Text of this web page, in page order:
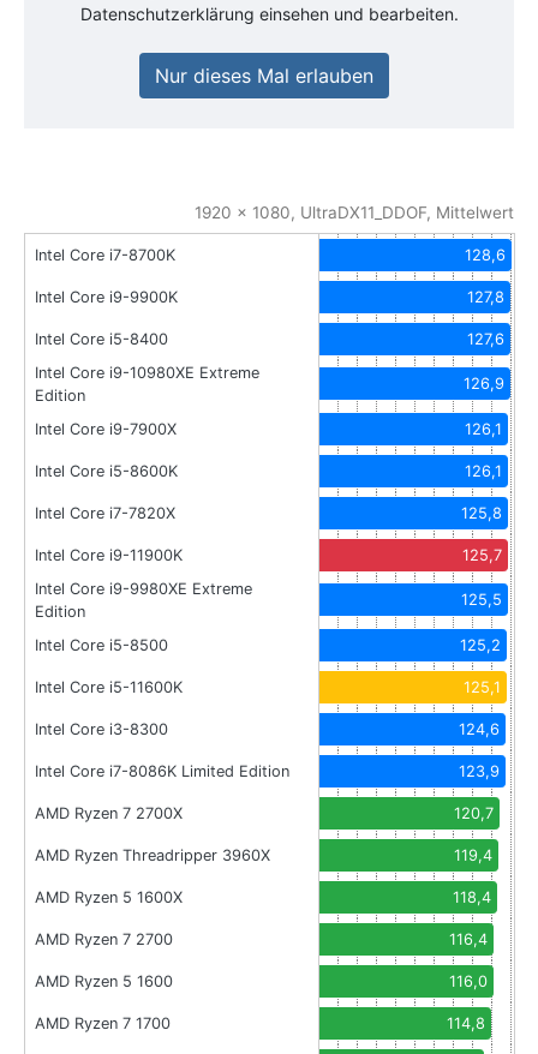
Datenschutzerklärung einsehen und bearbeiten.
Nur dieses Mal erlauben
1920 x 1080, UltraDX11_DDOF, Mittelwert
Intel Core i7-8700K 128,6
Intel Core i9-9900K 127,8
Intel Core i5-8400
127,6
Intel Core i9-10980XE Extreme
Edition
126,9
Intel Core i9-7900X 126,1
Intel Core i5-8600K 126,1
Intel Core i7-7820X 125,8
Intel Core i9-11900K
125,7
Intel Core i9-9980XE Extreme
Edition
125,5
Intel Core i5-8500 125,2
Intel Core i5-11600K 125,1
Intel Core i3-8300 124,6
Intel Core i7-8086K Limited Edition 123,9
AMD Ryzen 7 2700X 120,7
AMD Ryzen Threadripper 3960X 119,4
AMD Ryzen 5 1600X 118,4
AMD Ryzen 7 2700 116,4
AMD Ryzen 5 1600 116,0
AMD Ryzen 7 1700 114,8